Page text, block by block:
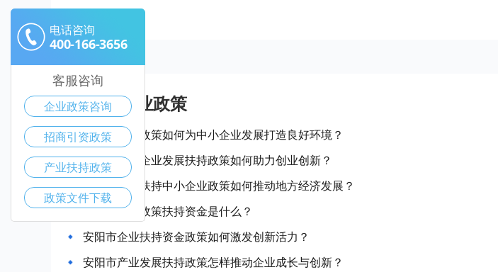
安阳市产业政策
安阳市惠企政策如何为中小企业发展打造良好环境？
安阳市中小企业发展扶持政策如何助力创业创新？
安阳市政府扶持中小企业政策如何推动地方经济发展？
安阳市企业政策扶持资金是什么？
安阳市企业扶持资金政策如何激发创新活力？
安阳市产业发展扶持政策怎样推动企业成长与创新？
电话咨询
400-166-3656
客服咨询
企业政策咨询
招商引资政策
产业扶持政策
政策文件下载